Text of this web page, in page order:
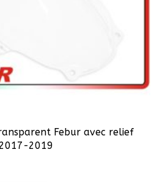
Febur avec relief
2019